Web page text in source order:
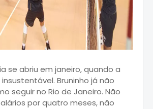
se abriu em janeiro, quando a
Bruninho já não
seguir no Rio de Janeiro. Não
por quatro meses, não